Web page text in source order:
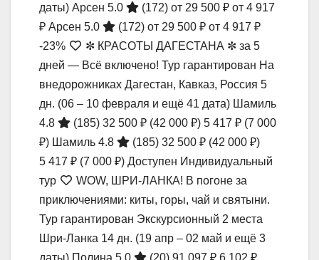
даты) Арсен 5.0 (172) от 29 500 ₽ от 4 917
₽ Арсен 5.0 (172) от 29 500 ₽ от 4 917 ₽
-23%
✼ КРАСОТЫ ДАГЕСТАНА ✼ за 5
дней — Всё включено! Тур гарантирован На
внедорожниках Дагестан, Кавказ, Россия 5
дн. (06 – 10 февраля и ещё 41 дата) Шамиль
4.8
(185) 32 500 ₽ (42 000 ₽) 5 417 ₽ (7 000
₽) Шамиль 4.8 (185) 32 500 ₽ (42 000 ₽)
5 417 ₽ (7 000 ₽) Доступен Индивидуальный
тур
WOW, ШРИ-ЛАНКА! В погоне за
приключениями: киты, горы, чай и святыни.
Тур гарантирован Экскурсионный 2 места
Шри-Ланка 14 дн. (19 апр – 02 май и ещё 3
даты) Полина 5.0 (20) 91 097 ₽ 6 102 ₽